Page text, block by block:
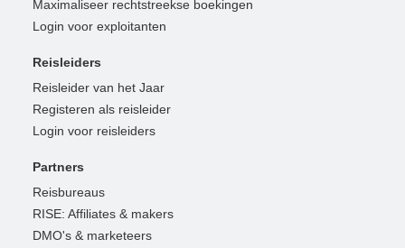
Maximaliseer rechtstreekse boekingen
Login voor exploitanten
Reisleiders
Reisleider van het Jaar
Registeren als reisleider
Login voor reisleiders
Partners
Reisbureaus
RISE: Affiliates & makers
DMO's & marketeers